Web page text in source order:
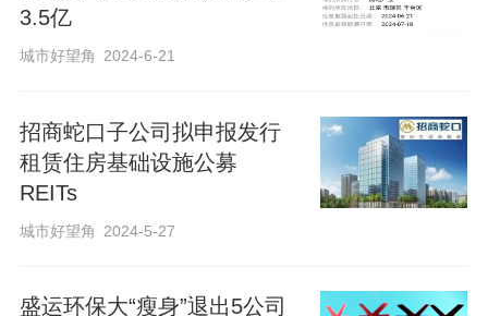
3.5亿
城市好望角 2024-6-21
招商蛇口子公司拟申报发行
租赁住房基础设施公募
REITs
城市好望角 2024-5-27
盛运环保大“瘦身”退出5公司